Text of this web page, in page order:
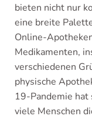
bieten nicht nur
eine breite
Online-
Medikamenten,
verschiedenen
physische
19-Pandemie
viele Menschen